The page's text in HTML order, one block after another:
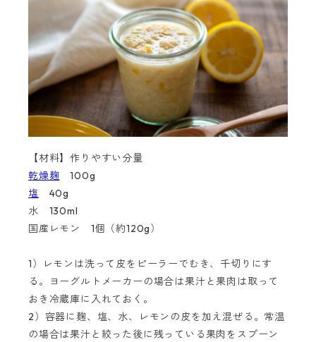
【材料】作りやすい分量
乾燥麹 100g
塩
40g
水 130ml
国産レモン 1個（約120g）
1）レモンは洗って皮をピーラーでむき、千切りにす
る。ヨーグルトメーカーの場合は果汁と果肉は取って
おき冷蔵庫に入れておく。
2）容器に麹、塩、水、レモンの皮を加え混ぜる。常温
の場合は果汁と絞った後に残っている果肉をスプーン